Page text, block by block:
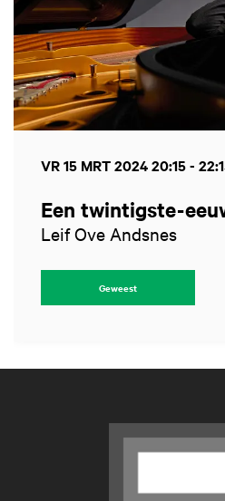
Een twintigste-
Leif Ove Andsnes
VR 15 MRT 202420:15 -
Geweest